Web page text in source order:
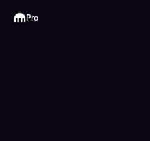
Kraken
Pro